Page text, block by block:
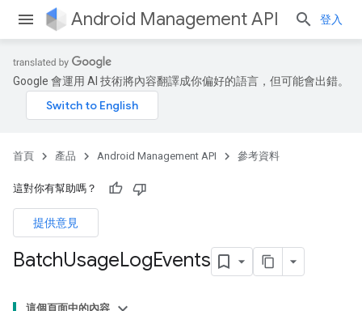
Android Management API 登入
Google 會運用 AI 技術將內容翻譯成你偏好的語言，但可能會出錯。
首頁 產品 Android Management API 參考資料
這對你有幫助嗎？
提供意見
BatchUsageLogEvents
這個頁面中的內容